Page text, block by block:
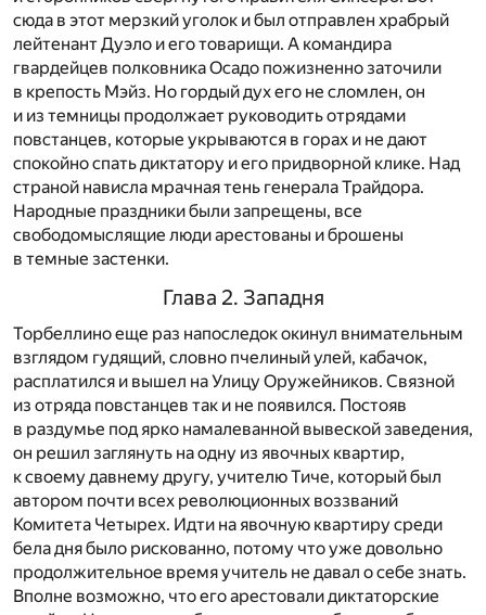
сюда в этот мерзкий уголок и был отправлен храбрый
лейтенант Дуэло и его товарищи. А командира
гвардейцев полковника Осадо пожизненно заточили
в крепость Мэйз. Но гордый дух его не сломлен, он
и из темницы продолжает руководить отрядами
повстанцев, которые укрываются в горах и не дают
спокойно спать диктатору и его придворной клике. Над
страной нависла мрачная тень генерала Трайдора.
Народные праздники были запрещены, все
свободомыслящие люди арестованы и брошены
в темные застенки.
Глава 2. Западня
Торбеллино еще раз напоследок окинул внимательным
взглядом гудящий, словно пчелиный улей, кабачок,
расплатился и вышел на Улицу Оружейников. Связной
из отряда повстанцев так и не появился. Постояв
в раздумье под ярко намалеванной вывеской заведения,
он решил заглянуть на одну из явочных квартир,
к своему давнему другу, учителю Тиче, который был
автором почти всех революционных воззваний
Комитета Четырех. Идти на явочную квартиру среди
бела дня было рискованно, потому что уже довольно
продолжительное время учитель не давал о себе знать.
Вполне возможно, что его арестовали диктаторские